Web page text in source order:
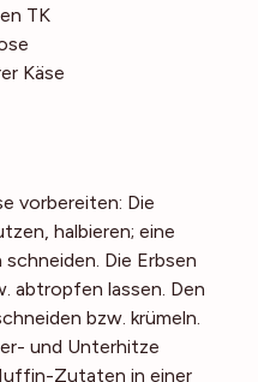
TK
Käse
vorbereiten: Die
halbieren; eine
Die Erbsen
abtropfen lassen. Den
bzw. krümeln.
und Unterhitze
Zutaten in einer